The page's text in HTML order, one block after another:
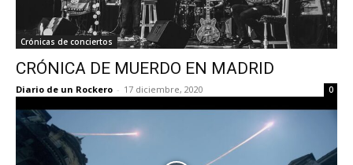
Crónicas de conciertos
CRÓNICA DE MUERDO EN MADRID
Diario de un Rockero - 17 diciembre, 2020 0